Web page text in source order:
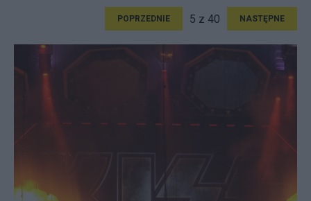
POPRZEDNIE 5 z 40 NASTĘPNE